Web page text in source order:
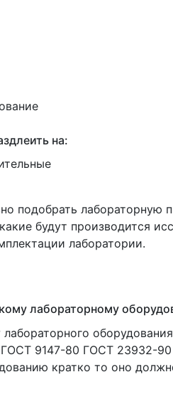
на:
подобрать лабораторную
будут производится
лаборатории.
лабораторному
лабораторного
9147-80 ГОСТ 23932-90
кратко то оно